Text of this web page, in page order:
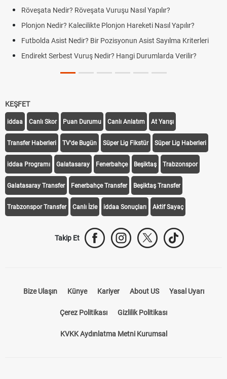
Röveşata Nedir? Röveşata Vuruşu Nasıl Yapılır?
Plonjon Nedir? Kalecilikte Plonjon Hareketi Nasıl Yapılır?
Futbolda Asist Nedir? Bir Pozisyonun Asist Sayılma Kriterleri
Endirekt Serbest Vuruş Nedir? Hangi Durumlarda Verilir?
KEŞFET
iddaa Canlı Skor Puan Durumu Canlı Anlatım At Yarışı
Transfer Haberleri TV'de Bugün Süper Lig Fikstür Süper Lig Haberleri
iddaa Programı Galatasaray Fenerbahçe Beşiktaş Trabzonspor
Galatasaray Transfer Fenerbahçe Transfer Beşiktaş Transfer
Trabzonspor Transfer Canlı İzle iddaa Sonuçları Aktif Sayaç
Takip Et
Bize Ulaşın Künye Kariyer About US Yasal Uyarı
Çerez Politikası Gizlilik Politikası
KVKK Aydınlatma Metni Kurumsal